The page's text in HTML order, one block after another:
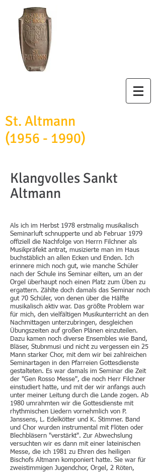
St. Altmann
(1956 - 1990)
Klangvolles Sankt
Altmann
Als ich im Herbst 1978 erstmalig musikalisch
Seminarluft schnupperte und ab Februar 1979
offiziell die Nachfolge von Herrn Filchner als
Musikpräfekt antrat, musizierte man im Haus
buchstäblich an allen Ecken und Enden. Ich
erinnere mich noch gut, wie manche Schüler
nach der Schule ins Seminar eilten, um an der
Orgel überhaupt noch einen Platz zum Üben zu
ergattern. Zählte doch damals das Seminar noch
gut 70 Schüler, von denen über die Hälfte
musikalisch aktiv war. Das größte Problem war
für mich, den vielfältigen Musikunterricht an den
Nachmittagen unterzubringen, desgleichen
Übungszeiten auf großen Plänen einzuteilen.
Dazu kamen noch diverse Ensembles wie Band,
Bläser, Stubnmusi und nicht zu vergessen ein 25
Mann starker Chor, mit dem wir bei zahlreichen
Seminartagen in den Pfarreien Gottesdienste
gestalteten. Es war damals im Seminar die Zeit
der "Gen Rosso Messe", die noch Herr Filchner
einstudiert hatte, und mit der wir anfangs auch
unter meiner Leitung durch die Lande zogen. Ab
1980 umrahmten wir die Gottesdienste mit
rhythmischen Liedern vornehmlich von P.
Janssens, L. Edelkötter und K. Stimmer. Band
und Chor wurden instrumental mit Flöten oder
Blechbläsern "verstärkt". Zur Abwechslung
versuchten wir es dann mit einer lateinischen
Messe, die ich 1981 zu Ehren des heiligen
Bischofs Altmann komponiert hatte. Sie war für
zweistimmigen Jugendchor, Orgel, 2 Röten,